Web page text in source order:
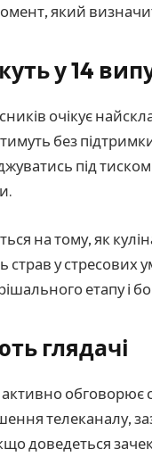
який
у 14
очікує
без
під
на тому, як
страв у
етапу і
глядачі
обговорює
телеканалу,
доведеться